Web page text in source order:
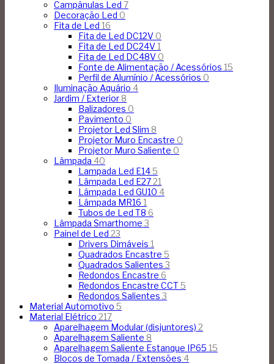
Campânulas Led 7
Decoração Led 0
Fita de Led 16
Fita de Led DC12V 0
Fita de Led DC24V 1
Fita de Led DC48V 0
Fonte de Alimentação / Acessórios 15
Perfil de Alumínio / Acessórios 0
Iluminação Aquário 4
Jardim / Exterior 8
Balizadores 0
Pavimento 0
Projetor Led Slim 8
Projetor Muro Encastre 0
Projetor Muro Saliente 0
Lâmpada 40
Lampada Led E145
Lâmpada Led E2721
Lâmpada Led GU10 4
Lâmpada MR16 1
Tubos de Led T8 6
Lâmpada Smarthome3
Painel de Led 23
Drivers Dimáveis 1
Quadrados Encastre 5
Quadrados Salientes3
Redondos Encastre 6
Redondos Encastre CCT5
Redondos Salientes3
Material Automotivo 5
Material Elétrico 217
Aparelhagem Modular (disjuntores) 2
Aparelhagem Saliente 8
Aparelhagem Saliente Estanque IP65 15
Blocos de Tomada / Extensões 4